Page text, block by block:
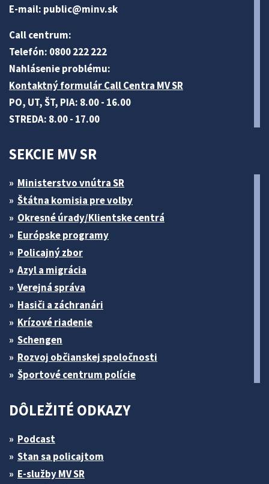
E-mail: public@minv.sk
Call centrum:
Telefón: 0800 222 222
Nahlásenie problému:
Kontaktný formulár Call Centra MV SR
PO, UT, ŠT, PIA: 8.00 - 16.00
STREDA: 8.00 - 17.00
SEKCIE MV SR
Ministerstvo vnútra SR
Štátna komisia pre volby
Okresné úrady/Klientske centrá
Európske programy
Policajný zbor
Azyl a migrácia
Verejná správa
Hasiči a záchranári
Krízové riadenie
Schengen
Rozvoj občianskej spoločnosti
Športové centrum polície
DÔLEŽITÉ ODKAZY
Podcast
Stan sa policajtom
E-služby MV SR